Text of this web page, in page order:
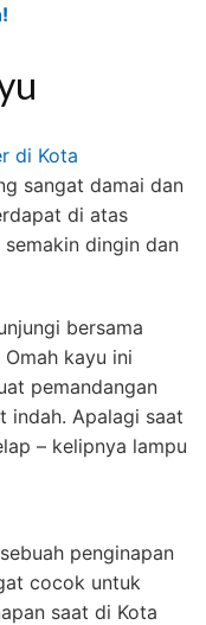
di Kota
sangat damai dan
di atas
dingin dan
bersama
kayu ini
pemandangan
indah. Apalagi saat
– kelipnya lampu
penginapan
cocok untuk
saat di Kota